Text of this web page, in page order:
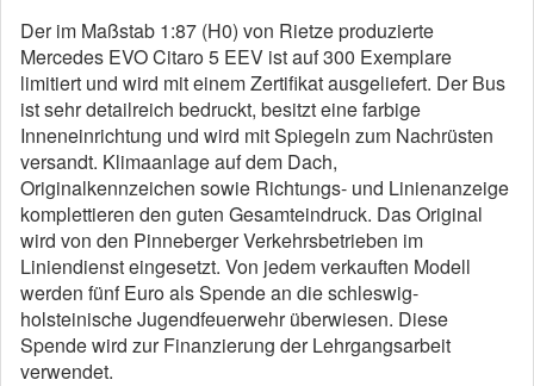
Der im Maßstab 1:87 (H0) von Rietze produzierte
Mercedes EVO Citaro 5 EEV ist auf 300 Exemplare
limitiert und wird mit einem Zertifikat ausgeliefert. Der Bus
ist sehr detailreich bedruckt, besitzt eine farbige
Inneneinrichtung und wird mit Spiegeln zum Nachrüsten
versandt. Klimaanlage auf dem Dach,
Originalkennzeichen sowie Richtungs- und Linienanzeige
komplettieren den guten Gesamteindruck. Das Original
wird von den Pinneberger Verkehrsbetrieben im
Liniendienst eingesetzt. Von jedem verkauften Modell
werden fünf Euro als Spende an die schleswig-
holsteinische Jugendfeuerwehr überwiesen. Diese
Spende wird zur Finanzierung der Lehrgangsarbeit
verwendet.